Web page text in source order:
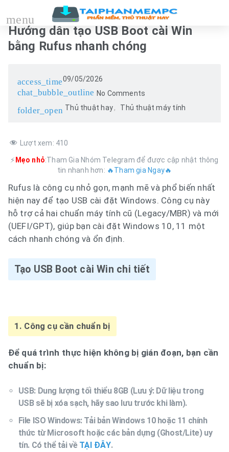
Hướng dẫn tạo USB Boot cài Win
bằng Rufus nhanh chóng
access_time09/05/2026
chat_bubble_outline No Comments
folder_open Thủ thuật hay Thủ thuật máy tính
Lượt xem: 410
⚡ Mẹo nhỏ:Tham Gia Nhóm Telegram để được cập nhật thông
tin nhanh hơn: 🔥Tham gia Ngay🔥
Rufus là công cụ nhỏ gọn, mạnh mẽ và phổ biến nhất
hiện nay để tạo USB cài đặt Windows. Công cụ này
hỗ trợ cả hai chuẩn máy tính cũ (Legacy/MBR) và mới
(UEFI/GPT), giúp bạn cài đặt Windows 10, 11 một
cách nhanh chóng và ổn định.
Tạo USB Boot cài Win chi tiết
1. Công cụ cần chuẩn bị
Để quá trình thực hiện không bị gián đoạn, bạn cần
chuẩn bị:
USB: Dung lượng tối thiểu 8GB (Lưu ý: Dữ liệu trong
USB sẽ bị xóa sạch, hãy sao lưu trước khi làm).
File ISO Windows: Tải bản Windows 10 hoặc 11 chính
thức từ Microsoft hoặc các bản dựng (Ghost/Lite) uy
tín. Có thể tải về TẠI ĐÂY.
menu